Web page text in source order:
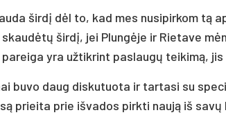
širdį dėl to, kad mes nusipirkom tą
širdį, jei Plungėje ir Rietave
yra užtikrint paslaugų teikimą,
buvo daug diskutuota ir tartasi su
prieita prie išvados pirkti naują iš